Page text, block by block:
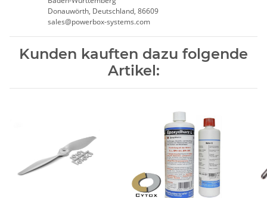
Donauwörth, Deutschland, 86609
sales@powerbox-systems.com
Kunden kauften dazu folgende
Artikel: